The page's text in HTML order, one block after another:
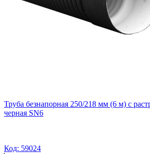
Труба безнапорная 250/218 мм (6 м) с
черная SN6
Код: 59024